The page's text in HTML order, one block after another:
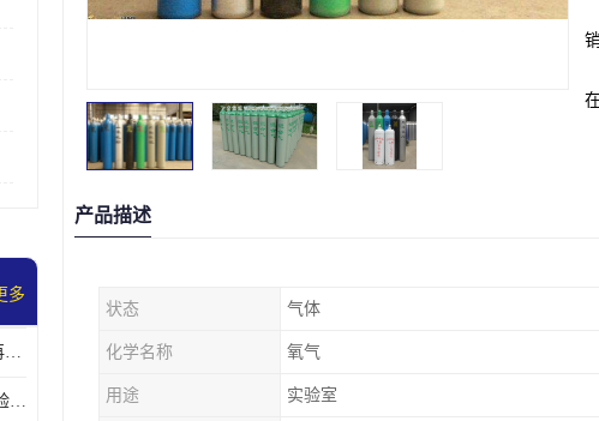
多
北辰区氢气哪里有卖的 可再生 实验室应用
大港氢气销售 高热导率 实验室应用
产品描述
状态 气体
化学名称 氧气
用途 实验室